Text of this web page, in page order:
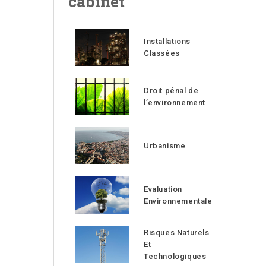
Installations
Classées
Droit pénal de
l’environnement
Urbanisme
Evaluation
Environnementale
Risques Naturels
Et
Technologiques